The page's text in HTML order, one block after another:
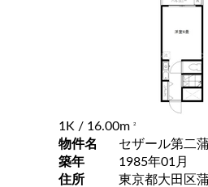
1K / 16.00m 2
物件名
セザール第二
築年
1985年01月
住所
東京都大田区